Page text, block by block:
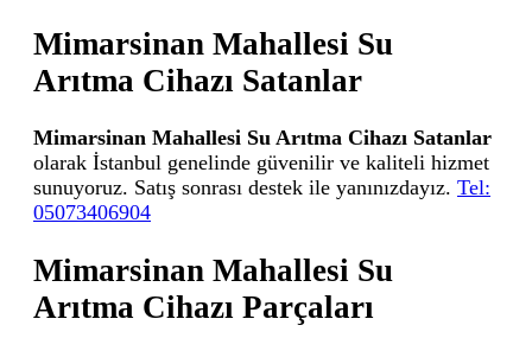
Mimarsinan Mahallesi Su
Arıtma Cihazı Satanlar
Mimarsinan Mahallesi Su Arıtma Cihazı Satanlar
olarak İstanbul genelinde güvenilir ve kaliteli hizmet
sunuyoruz. Satış sonrası destek ile yanınızdayız. Tel:
05073406904
Mimarsinan Mahallesi Su
Arıtma Cihazı Parçaları